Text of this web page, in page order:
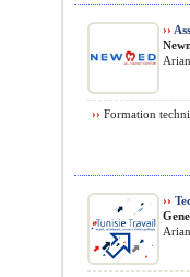
››
›› Formation
››